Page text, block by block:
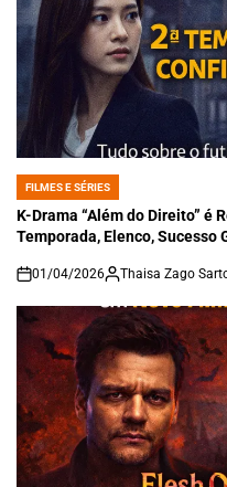
POSTED
IN
FILMES E SÉRIES
K-Drama “Além do Direito” é
Temporada, Elenco, Sucesso
on
01/04/2026 Thaisa Zago